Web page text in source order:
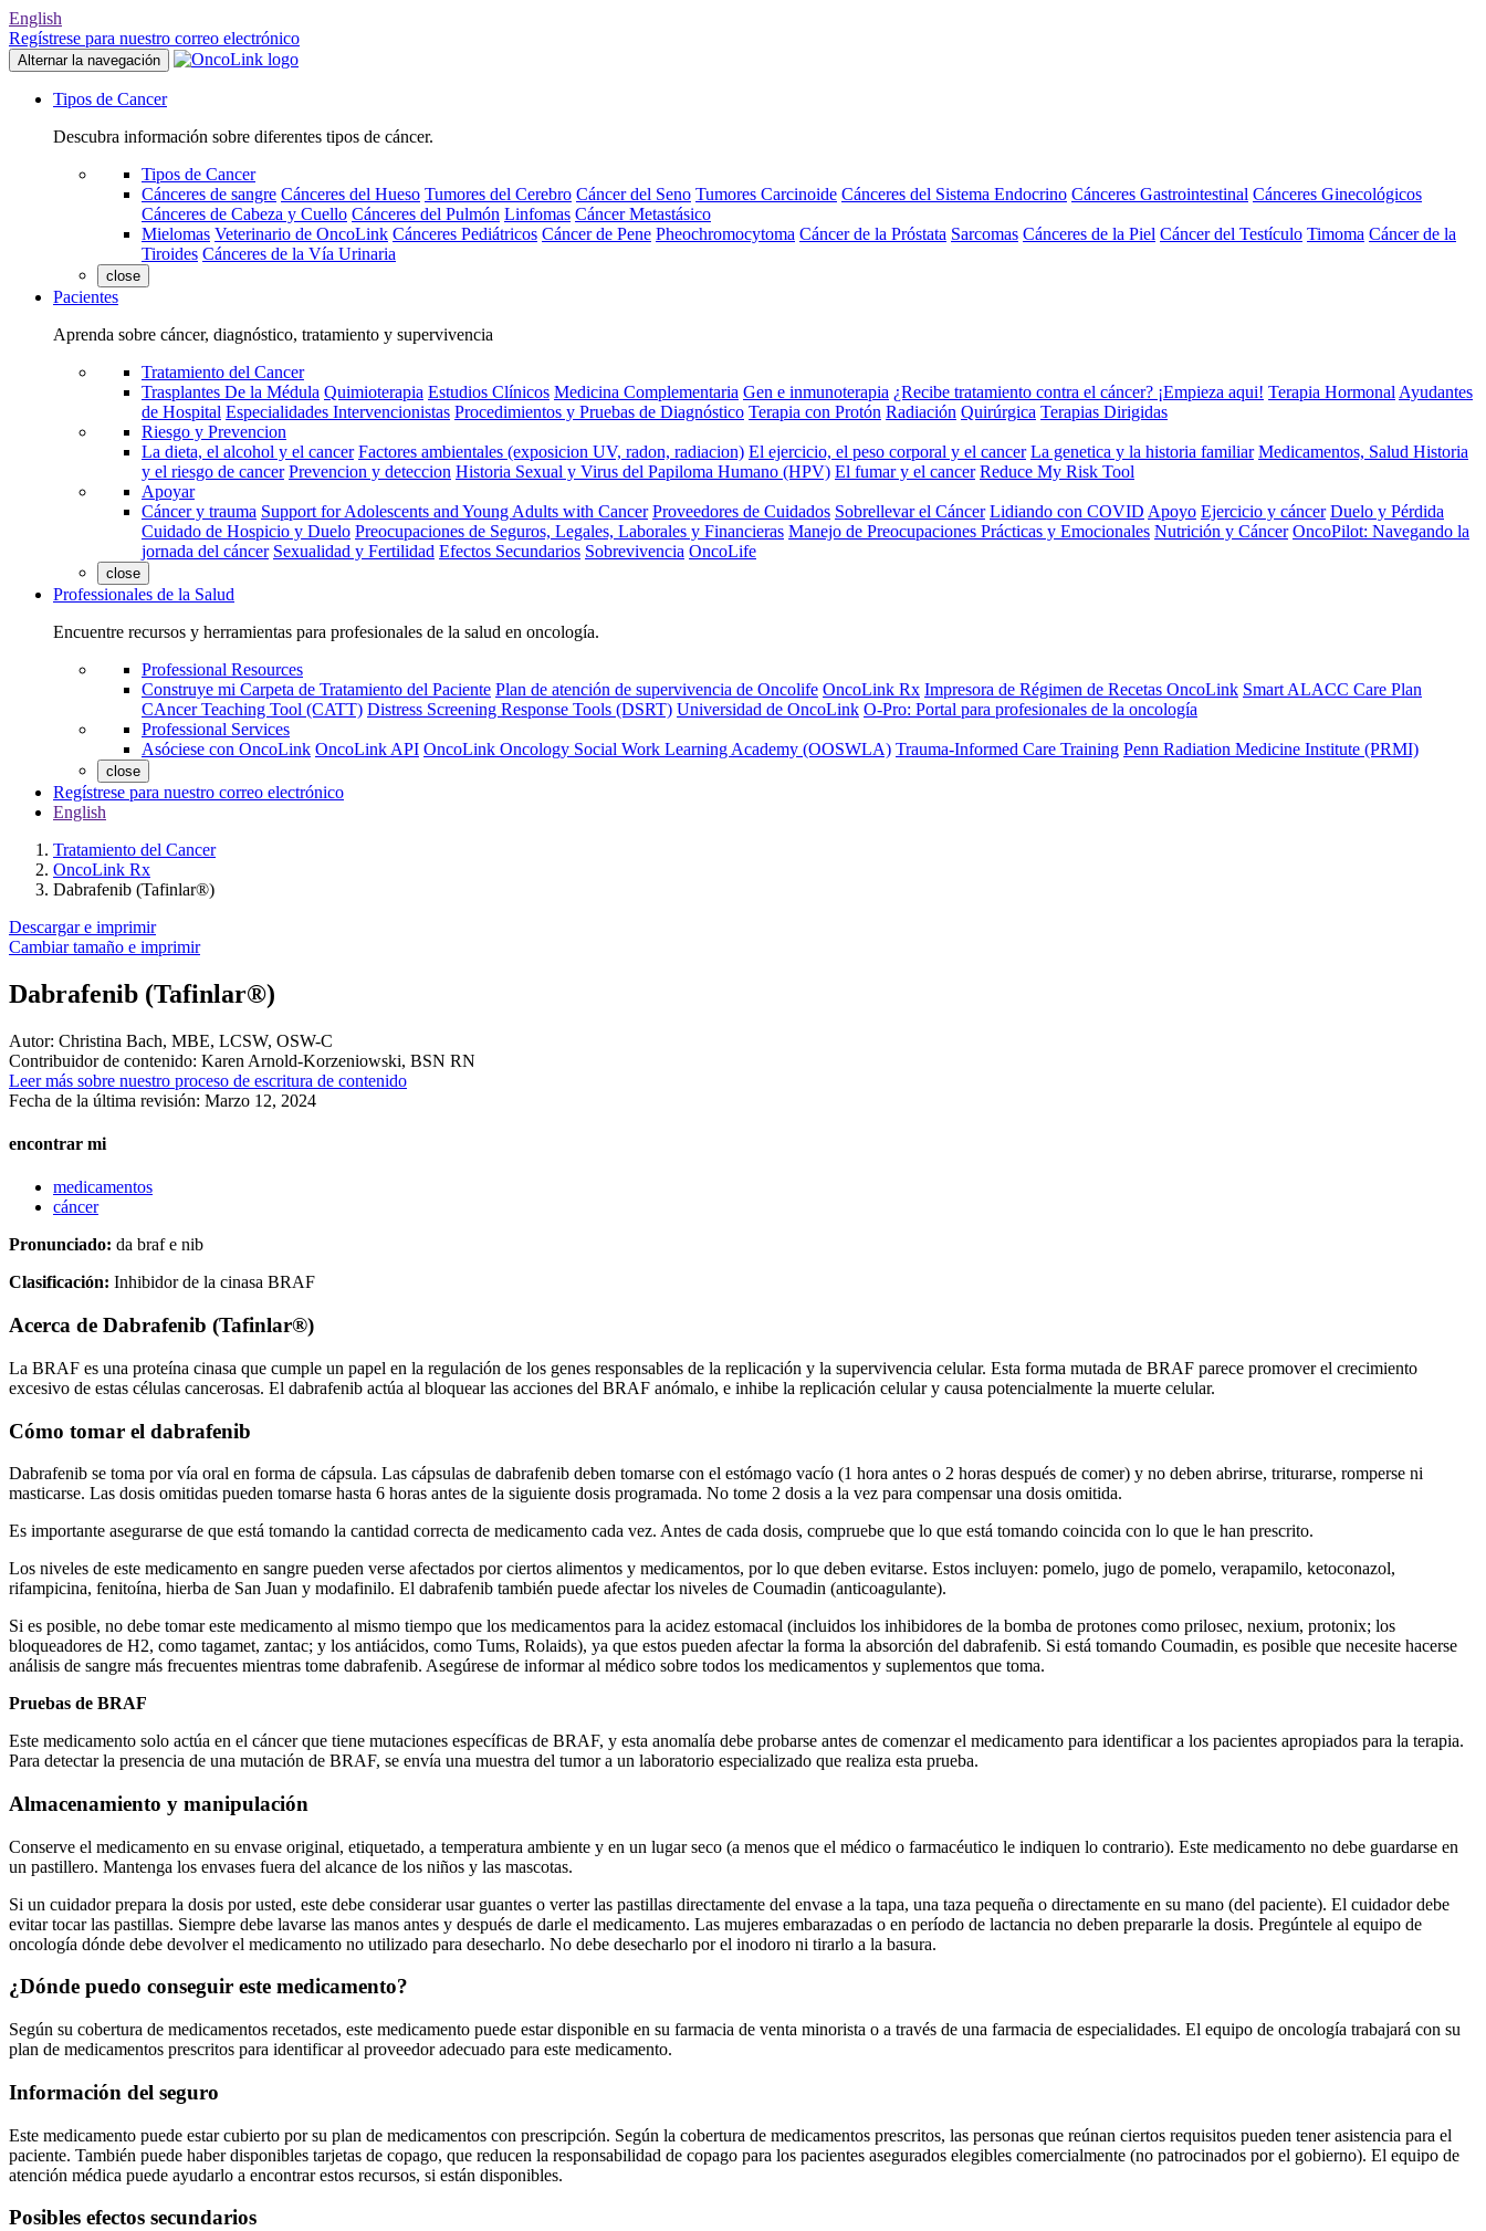
English
Regístrese para nuestro correo electrónico
Alternar la navegación
Tipos de Cancer
Descubra información sobre diferentes tipos de cáncer.
Tipos de Cancer
Cánceres de sangre Cánceres del Hueso Tumores del Cerebro Cáncer del Seno Tumores Carcinoide Cánceres del Sistema Endocrino Cánceres Gastrointestinal Cánceres Ginecológicos
Cánceres de Cabeza y Cuello Cánceres del Pulmón Linfomas Cáncer Metastásico
Mielomas Veterinario de OncoLink Cánceres Pediátricos Cáncer de Pene Pheochromocytoma Cáncer de la Próstata Sarcomas Cánceres de la Piel Cáncer del Testículo Timoma Cáncer de la
Tiroides Cánceres de la Vía Urinaria
close
Pacientes
Aprenda sobre cáncer, diagnóstico, tratamiento y supervivencia
Tratamiento del Cancer
Trasplantes De la Médula Quimioterapia Estudios Clínicos Medicina Complementaria Gen e inmunoterapia ¿Recibe tratamiento contra el cáncer? ¡Empieza aqui! Terapia Hormonal Ayudantes
de Hospital Especialidades Intervencionistas Procedimientos y Pruebas de Diagnóstico Terapia con Protón Radiación Quirúrgica Terapias Dirigidas
Riesgo y Prevencion
La dieta, el alcohol y el cancer Factores ambientales (exposicion UV, radon, radiacion) El ejercicio, el peso corporal y el cancer La genetica y la historia familiar Medicamentos, Salud Historia
y el riesgo de cancer Prevencion y deteccion Historia Sexual y Virus del Papiloma Humano (HPV) El fumar y el cancer Reduce My Risk Tool
Apoyar
Cáncer y trauma Support for Adolescents and Young Adults with Cancer Proveedores de Cuidados Sobrellevar el Cáncer Lidiando con COVID Apoyo Ejercicio y cáncer Duelo y Pérdida
Cuidado de Hospicio y Duelo Preocupaciones de Seguros, Legales, Laborales y Financieras Manejo de Preocupaciones Prácticas y Emocionales Nutrición y Cáncer OncoPilot: Navegando la
jornada del cáncer Sexualidad y Fertilidad Efectos Secundarios Sobrevivencia OncoLife
close
Professionales de la Salud
Encuentre recursos y herramientas para profesionales de la salud en oncología.
Professional Resources
Construye mi Carpeta de Tratamiento del Paciente Plan de atención de supervivencia de Oncolife OncoLink Rx Impresora de Régimen de Recetas OncoLink Smart ALACC Care Plan
CAncer Teaching Tool (CATT) Distress Screening Response Tools (DSRT) Universidad de OncoLink O-Pro: Portal para profesionales de la oncología
Professional Services
Asóciese con OncoLink OncoLink API OncoLink Oncology Social Work Learning Academy (OOSWLA) Trauma-Informed Care Training Penn Radiation Medicine Institute (PRMI)
close
Regístrese para nuestro correo electrónico
English
Tratamiento del Cancer
OncoLink Rx
Dabrafenib (Tafinlar®)
Descargar e imprimir
Cambiar tamaño e imprimir
Dabrafenib (Tafinlar®)
Autor: Christina Bach, MBE, LCSW, OSW-C
Contribuidor de contenido: Karen Arnold-Korzeniowski, BSN RN
Leer más sobre nuestro proceso de escritura de contenido
Fecha de la última revisión: Marzo 12, 2024
encontrar mi
medicamentos
cáncer
Pronunciado: da braf e nib
Clasificación: Inhibidor de la cinasa BRAF
Acerca de Dabrafenib (Tafinlar®)
La BRAF es una proteína cinasa que cumple un papel en la regulación de los genes responsables de la replicación y la supervivencia celular. Esta forma mutada de BRAF parece promover el crecimiento
excesivo de estas células cancerosas. El dabrafenib actúa al bloquear las acciones del BRAF anómalo, e inhibe la replicación celular y causa potencialmente la muerte celular.
Cómo tomar el dabrafenib
Dabrafenib se toma por vía oral en forma de cápsula. Las cápsulas de dabrafenib deben tomarse con el estómago vacío (1 hora antes o 2 horas después de comer) y no deben abrirse, triturarse, romperse ni
masticarse. Las dosis omitidas pueden tomarse hasta 6 horas antes de la siguiente dosis programada. No tome 2 dosis a la vez para compensar una dosis omitida.
Es importante asegurarse de que está tomando la cantidad correcta de medicamento cada vez. Antes de cada dosis, compruebe que lo que está tomando coincida con lo que le han prescrito.
Los niveles de este medicamento en sangre pueden verse afectados por ciertos alimentos y medicamentos, por lo que deben evitarse. Estos incluyen: pomelo, jugo de pomelo, verapamilo, ketoconazol,
rifampicina, fenitoína, hierba de San Juan y modafinilo. El dabrafenib también puede afectar los niveles de Coumadin (anticoagulante).
Si es posible, no debe tomar este medicamento al mismo tiempo que los medicamentos para la acidez estomacal (incluidos los inhibidores de la bomba de protones como prilosec, nexium, protonix; los
bloqueadores de H2, como tagamet, zantac; y los antiácidos, como Tums, Rolaids), ya que estos pueden afectar la forma la absorción del dabrafenib. Si está tomando Coumadin, es posible que necesite hacerse
análisis de sangre más frecuentes mientras tome dabrafenib. Asegúrese de informar al médico sobre todos los medicamentos y suplementos que toma.
Pruebas de BRAF
Este medicamento solo actúa en el cáncer que tiene mutaciones específicas de BRAF, y esta anomalía debe probarse antes de comenzar el medicamento para identificar a los pacientes apropiados para la terapia.
Para detectar la presencia de una mutación de BRAF, se envía una muestra del tumor a un laboratorio especializado que realiza esta prueba.
Almacenamiento y manipulación
Conserve el medicamento en su envase original, etiquetado, a temperatura ambiente y en un lugar seco (a menos que el médico o farmacéutico le indiquen lo contrario). Este medicamento no debe guardarse en
un pastillero. Mantenga los envases fuera del alcance de los niños y las mascotas.
Si un cuidador prepara la dosis por usted, este debe considerar usar guantes o verter las pastillas directamente del envase a la tapa, una taza pequeña o directamente en su mano (del paciente). El cuidador debe
evitar tocar las pastillas. Siempre debe lavarse las manos antes y después de darle el medicamento. Las mujeres embarazadas o en período de lactancia no deben prepararle la dosis. Pregúntele al equipo de
oncología dónde debe devolver el medicamento no utilizado para desecharlo. No debe desecharlo por el inodoro ni tirarlo a la basura.
¿Dónde puedo conseguir este medicamento?
Según su cobertura de medicamentos recetados, este medicamento puede estar disponible en su farmacia de venta minorista o a través de una farmacia de especialidades. El equipo de oncología trabajará con su
plan de medicamentos prescritos para identificar al proveedor adecuado para este medicamento.
Información del seguro
Este medicamento puede estar cubierto por su plan de medicamentos con prescripción. Según la cobertura de medicamentos prescritos, las personas que reúnan ciertos requisitos pueden tener asistencia para el
paciente. También puede haber disponibles tarjetas de copago, que reducen la responsabilidad de copago para los pacientes asegurados elegibles comercialmente (no patrocinados por el gobierno). El equipo de
atención médica puede ayudarlo a encontrar estos recursos, si están disponibles.
Posibles efectos secundarios